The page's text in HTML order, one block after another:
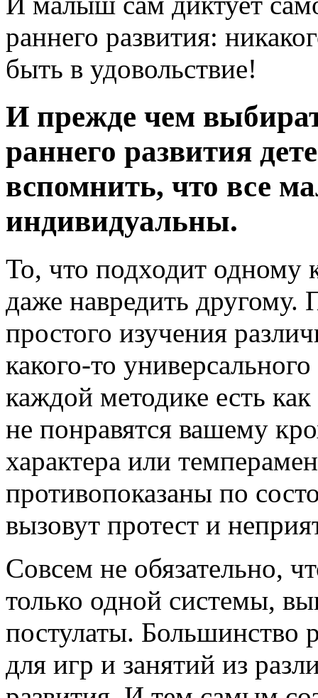
раннего развития:
быть в удовольствие!
И прежде чем
раннего развития
вспомнить, что все
индивидуальны.
То, что подходит одному
даже навредить другому.
простого изучения
какого-то
каждой методике есть
не понравятся вашему
характера или
противопоказаны по
вызовут протест и
Совсем не обязательно,
только одной системы,
постулаты. Большинство
для игр и занятий из